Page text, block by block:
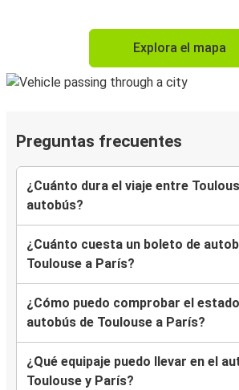
Explora el mapa
Preguntas frecuentes
¿Cuánto dura el viaje entre
autobús?
¿Cuánto cuesta un boleto de
Toulouse a París?
¿Cómo puedo comprobar el
autobús de Toulouse a París?
¿Qué equipaje puedo llevar en el
Toulouse y París?